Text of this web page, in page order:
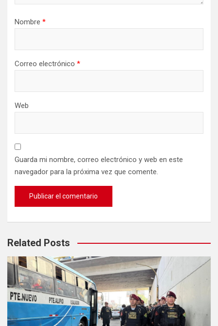
Nombre *
Correo electrónico *
Web
Guarda mi nombre, correo electrónico y web en este
navegador para la próxima vez que comente.
Related Posts